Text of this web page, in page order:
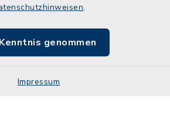
.
genommen
Impressum
Impressum
Sitemap